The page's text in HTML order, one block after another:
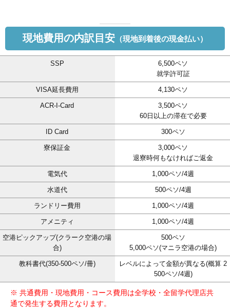
現地費用の内訳目安 （現地到着後の現金払い）
SSP
6,500ペソ
就学許可証
VISA延長費用 4,130ペソ
ACR-I-Card
3,500ペソ
60日以上の滞在で必要
ID Card 300ペソ
寮保証金
3,000ペソ
退寮時何もなければご返金
電気代 1,000ペソ/4週
水道代 500ペソ/4週
ランドリー費用 1,000ペソ/4週
アメニティ 1,000ペソ/4週
空港ピックアップ(クラーク空港の場
合)
500ペソ
5,000ペソ(マニラ空港の場合)
教科書代(350-500ペソ/冊)
レベルによって金額が異なる(概算 2
500ペソ/4週)
※ 共通費用・現地費用・コース費用は全学校・全留学代理店共
通で発生する費用となります。